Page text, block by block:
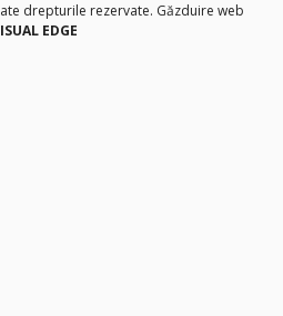
drepturile rezervate. Găzduire web
EDGE